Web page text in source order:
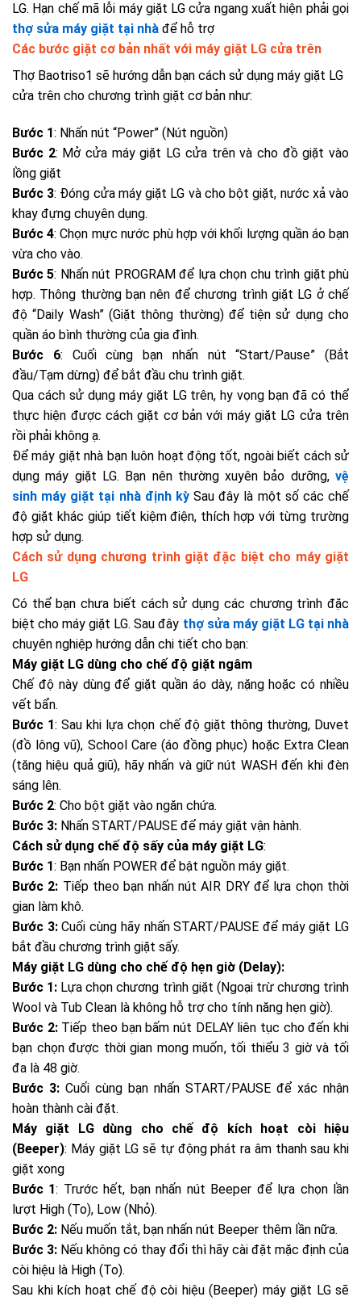
LG. Hạn chế mã lỗi máy giặt LG cửa ngang xuất hiện phải gọi
thợ sửa máy giặt tại nhà để hỗ trợ
Các bước giặt cơ bản nhất với máy giặt LG cửa trên
Thợ Baotriso1 sẽ hướng dẫn bạn cách sử dụng máy giặt LG
cửa trên cho chương trình giặt cơ bản như:
Bước 1: Nhấn nút “Power” (Nút nguồn)
Bước 2: Mở cửa máy giặt LG cửa trên và cho đồ giặt vào
lồng giặt
Bước 3: Đóng cửa máy giặt LG và cho bột giặt, nước xả vào
khay đựng chuyên dụng.
Bước 4: Chọn mực nước phù hợp với khối lượng quần áo bạn
vừa cho vào.
Bước 5: Nhấn nút PROGRAM để lựa chọn chu trình giặt phù
hợp. Thông thường bạn nên để chương trình giặt LG ở chế
độ “Daily Wash” (Giặt thông thường) để tiện sử dụng cho
quần áo bình thường của gia đình.
Bước 6: Cuối cùng bạn nhấn nút “Start/Pause” (Bắt
đầu/Tạm dừng) để bắt đầu chu trình giặt.
Qua cách sử dụng máy giặt LG trên, hy vọng bạn đã có thể
thực hiện được cách giặt cơ bản với máy giặt LG cửa trên
rồi phải không ạ.
Để máy giặt nhà bạn luôn hoạt động tốt, ngoài biết cách sử
dụng máy giặt LG. Bạn nên thường xuyên bảo dưỡng, vệ
sinh máy giặt tại nhà định kỳ Sau đây là một số các chế
độ giặt khác giúp tiết kiệm điện, thích hợp với từng trường
hợp sử dụng.
Cách sử dụng chương trình giặt đặc biệt cho máy giặt
LG
Có thể bạn chưa biết cách sử dụng các chương trình đặc
biệt cho máy giặt LG. Sau đây thợ sửa máy giặt LG tại nhà
chuyên nghiệp hướng dẫn chi tiết cho bạn:
Máy giặt LG dùng cho chế độ giặt ngâm
Chế độ này dùng để giặt quần áo dày, nặng hoặc có nhiều
vết bẩn.
Bước 1: Sau khi lựa chọn chế độ giặt thông thường, Duvet
(đồ lông vũ), School Care (áo đồng phục) hoặc Extra Clean
(tăng hiệu quả giũ), hãy nhấn và giữ nút WASH đến khi đèn
sáng lên.
Bước 2: Cho bột giặt vào ngăn chứa.
Bước 3: Nhấn START/PAUSE để máy giặt vận hành.
Cách sử dụng chế độ sấy của máy giặt LG:
Bước 1: Bạn nhấn POWER để bật nguồn máy giặt.
Bước 2: Tiếp theo bạn nhấn nút AIR DRY để lựa chọn thời
gian làm khô.
Bước 3:Cuối cùng hãy nhấn START/PAUSE để máy giặt LG
bắt đầu chương trình giặt sấy.
Máy giặt LG dùng cho chế độ hẹn giờ (Delay):
Bước 1: Lựa chọn chương trình giặt (Ngoại trừ chương trình
Wool và Tub Clean là không hỗ trợ cho tính năng hẹn giờ).
Bước 2:Tiếp theo bạn bấm nút DELAY liên tục cho đến khi
bạn chọn được thời gian mong muốn, tối thiểu 3 giờ và tối
đa là 48 giờ.
Bước 3: Cuối cùng bạn nhấn START/PAUSE để xác nhận
hoàn thành cài đặt.
Máy giặt LG dùng cho chế độ kích hoạt còi hiệu
(Beeper): Máy giặt LG sẽ tự động phát ra âm thanh sau khi
giặt xong
Bước 1: Trước hết, bạn nhấn nút Beeper để lựa chọn lần
lượt High (To), Low (Nhỏ).
Bước 2: Nếu muốn tắt, bạn nhấn nút Beeper thêm lần nữa.
Bước 3: Nếu không có thay đổi thì hãy cài đặt mặc định của
còi hiệu là High (To).
Sau khi kích hoạt chế độ còi hiệu (Beeper) máy giặt LG sẽ